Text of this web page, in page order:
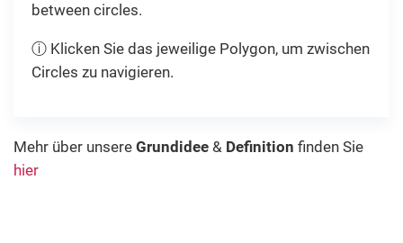
between circles.
ⓘ Klicken Sie das jeweilige Polygon, um zwischen
Circles zu navigieren.
Mehr über unsere Grundidee & Definition finden Sie
hier